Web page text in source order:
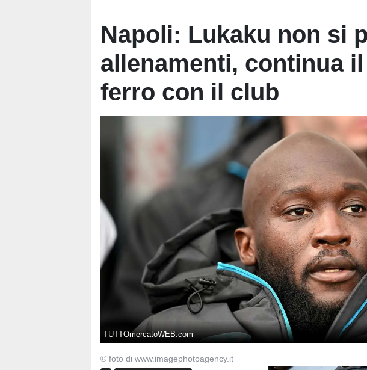
Napoli: Lukaku non si
allenamenti, continua
ferro con il club
TUTTOmercatoWEB.com
© foto di www.imagephotoagency.it